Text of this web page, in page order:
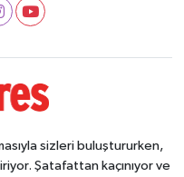
sizleri buluştururken,
Şatafattan kaçınıyor ve